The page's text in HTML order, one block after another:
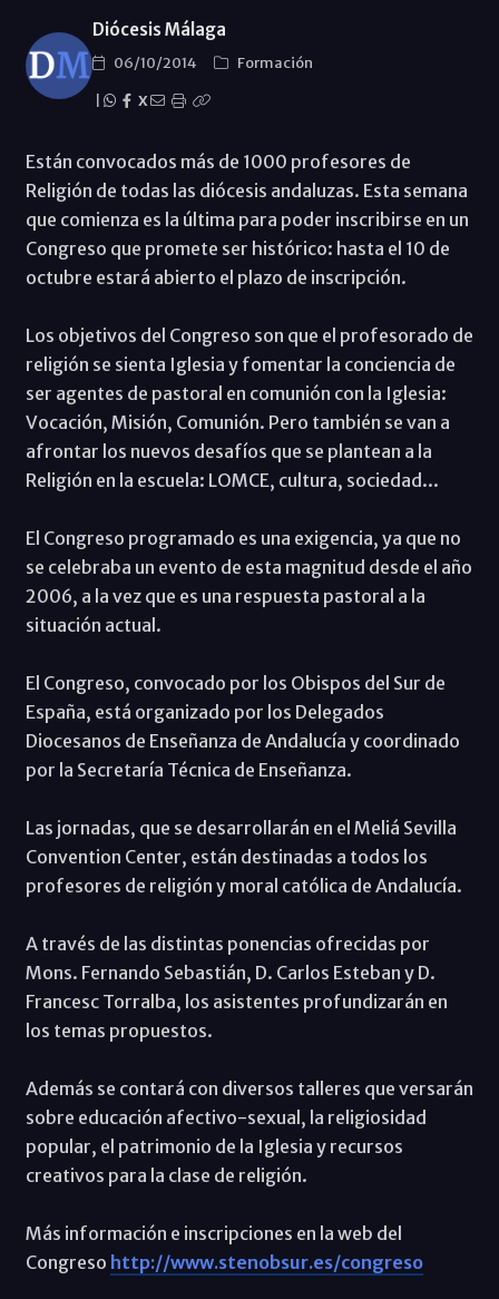
Diócesis Málaga
06/10/2014
Formación
X
Están convocados más de 1000 profesores de
Religión de todas las diócesis andaluzas. Esta semana
que comienza es la última para poder inscribirse en un
Congreso que promete ser histórico: hasta el 10 de
octubre estará abierto el plazo de inscripción.
Los objetivos del Congreso son que el profesorado de
religión se sienta Iglesia y fomentar la conciencia de
ser agentes de pastoral en comunión con la Iglesia:
Vocación, Misión, Comunión. Pero también se van a
afrontar los nuevos desafíos que se plantean a la
Religión en la escuela: LOMCE, cultura, sociedad...
El Congreso programado es una exigencia, ya que no
se celebraba un evento de esta magnitud desde el año
2006, a la vez que es una respuesta pastoral a la
situación actual.
El Congreso, convocado por los Obispos del Sur de
España, está organizado por los Delegados
Diocesanos de Enseñanza de Andalucía y coordinado
por la Secretaría Técnica de Enseñanza.
Las jornadas, que se desarrollarán en el Meliá Sevilla
Convention Center, están destinadas a todos los
profesores de religión y moral católica de Andalucía.
A través de las distintas ponencias ofrecidas por
Mons. Fernando Sebastián, D. Carlos Esteban y D.
Francesc Torralba, los asistentes profundizarán en
los temas propuestos.
Además se contará con diversos talleres que versarán
sobre educación afectivo-sexual, la religiosidad
popular, el patrimonio de la Iglesia y recursos
creativos para la clase de religión.
Más información e inscripciones en la web del
Congreso http://www.stenobsur.es/congreso